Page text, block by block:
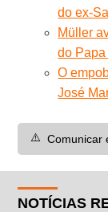
do ex-
Müller
do
O
José
⚠️ Comunicar
NOTÍCIAS